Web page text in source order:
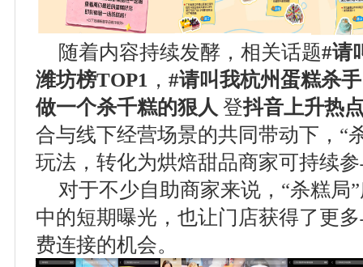
随着内容持续发酵，相关话题#请
潍坊榜TOP1 ， #请叫我杭州蛋糕杀
做一个杀千糕的狠人 登抖音上升热
合与线下经营场景的共同带动下，“
玩法，转化为烘焙甜品商家可持续
对于不少自助商家来说，“杀糕局
中的短期曝光，也让门店获得了更
费连接的机会。